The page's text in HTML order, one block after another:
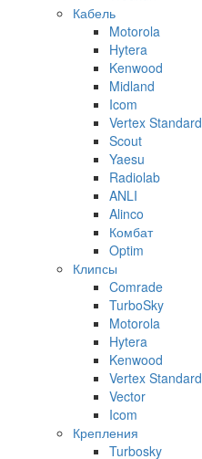
Кабель
Motorola
Hytera
Kenwood
Midland
Icom
Vertex Standard
Scout
Yaesu
Radiolab
ANLI
Alinco
Комбат
Optim
Клипсы
Comrade
TurboSky
Motorola
Hytera
Kenwood
Vertex Standard
Vector
Icom
Крепления
Turbosky